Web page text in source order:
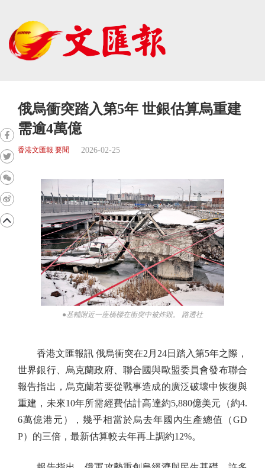
俄烏衝突踏入第5年 世銀估算烏重建
需逾4萬億
香港文匯報 要聞 2026-02-25
●基輔附近一座橋樑在衝突中被炸毀。 路透社
香港文匯報訊 俄烏衝突在2月24日踏入第5年之際，
世界銀行、烏克蘭政府、聯合國與歐盟委員會發布聯合
報告指出，烏克蘭若要從戰事造成的廣泛破壞中恢復與
重建，未來10年所需經費估計高達約5,880億美元（約4.
6萬億港元），幾乎相當於烏去年國內生產總值（GD
P）的三倍，最新估算較去年再上調約12%。